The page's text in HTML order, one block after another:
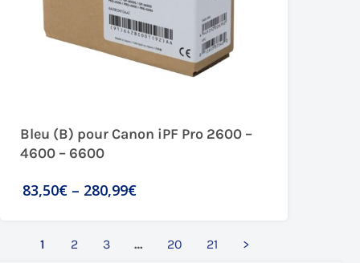
Bleu (B) pour Canon iPF Pro 2600 –
4600 – 6600
83,50€– 280,99€
1 2 3 … 20 21 >